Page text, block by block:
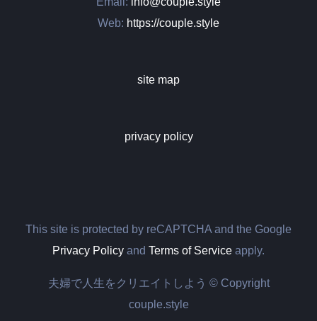
Web: https://couple.style
site map
privacy policy
This site is protected by reCAPTCHA and the Google
Privacy Policy and Terms of Service apply.
夫婦で人生をクリエイトしよう © Copyright
couple.style